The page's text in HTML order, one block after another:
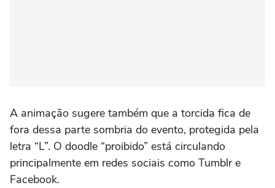
A animação sugere também que a torcida fica de
fora dessa parte sombria do evento, protegida pela
letra “L”. O doodle “proibido” está circulando
principalmente em redes sociais como Tumblr e
Facebook.